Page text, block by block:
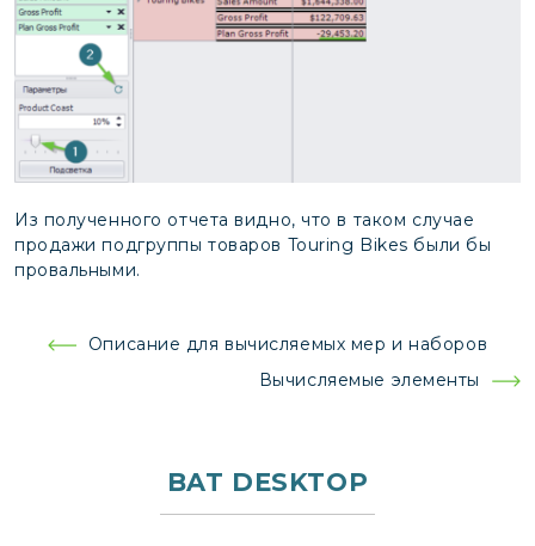
Из полученного отчета видно, что в таком случае
продажи подгруппы товаров Touring Bikes были бы
провальными.
Навигация
Описание для вычисляемых мер и наборов
Вычисляемые элементы
BAT DESKTOP